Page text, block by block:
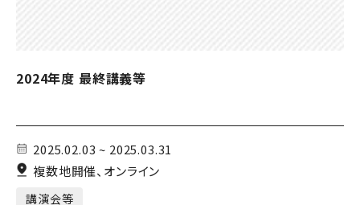
2024年度 最終講義等
2025.02.03 ~ 2025.03.31
複数地開催、オンライン
講演会等